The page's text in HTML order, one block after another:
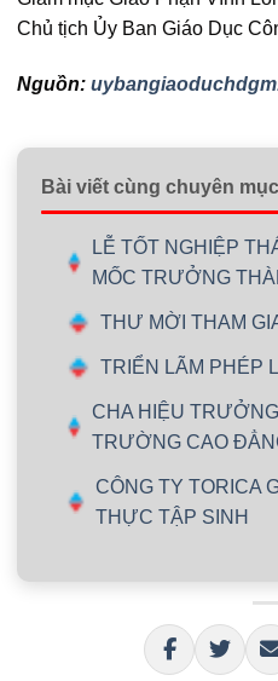
Chủ tịch Ủy Ban Giáo Dục
Nguồn:
Bài viết cùng chuyên mục
LỄ TỐT NGHIỆP
MỐC TRƯỞNG
THƯ MỜI THAM
TRIỂN LÃM PHÉP
CHA HIỆU
TRƯỜNG CAO
CÔNG TY TORICA
THỰC TẬP SINH